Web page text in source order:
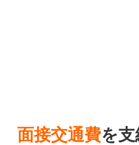
面接交通費を